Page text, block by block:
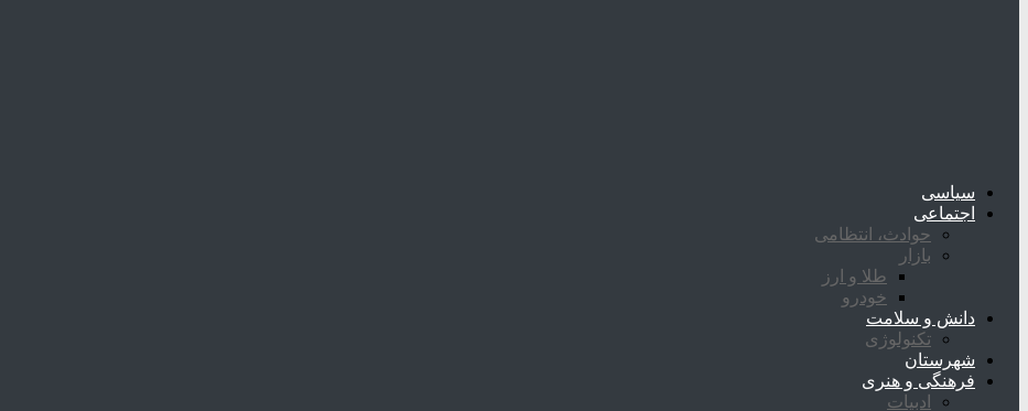
سیاسی
اجتماعی
حوادث، انتظامی
بازار
طلا و ارز
خودرو
دانش و سلامت
تکنولوژی
شهرستان
فرهنگی و هنری
ادبیات